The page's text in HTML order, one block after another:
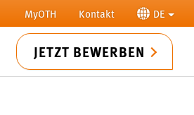
MyOTH Kontakt DE
SUCHE JETZT BEWERBEN